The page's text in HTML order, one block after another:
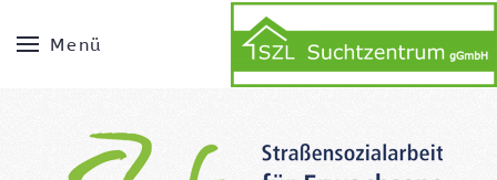
Menü